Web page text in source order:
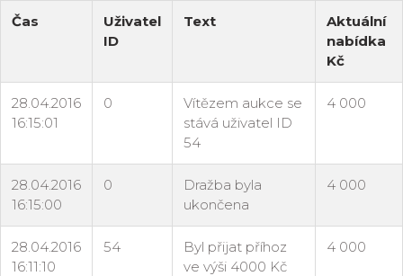
Čas
Uživatel
ID
Text
Aktuální
nabídka
Kč
28.04.2016
16:15:01
0
Vítězem aukce se
stává uživatel ID
54
4 000
28.04.2016
16:15:00
0
Dražba byla
ukončena
4 000
28.04.2016
16:11:10
54
Byl přijat příhoz
ve výši 4000 Kč
4 000